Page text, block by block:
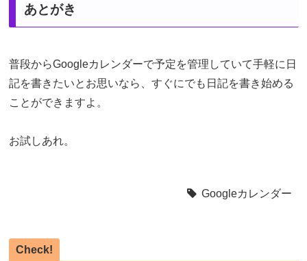
あとがき
普段からGoogleカレンダーで予定を管理していて手軽に日
記を書きたいとお思いなら、すぐにでも日記を書き始める
ことができますよ。
お試しあれ。
Googleカレンダー
Check!